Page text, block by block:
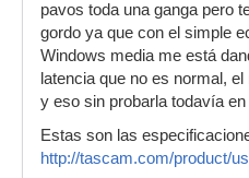
pavos toda una ganga pero
gordo ya que con el simple
Windows media me está
latencia que no es normal,
y eso sin probarla todavía
Estas son las
http://tascam.com/product/